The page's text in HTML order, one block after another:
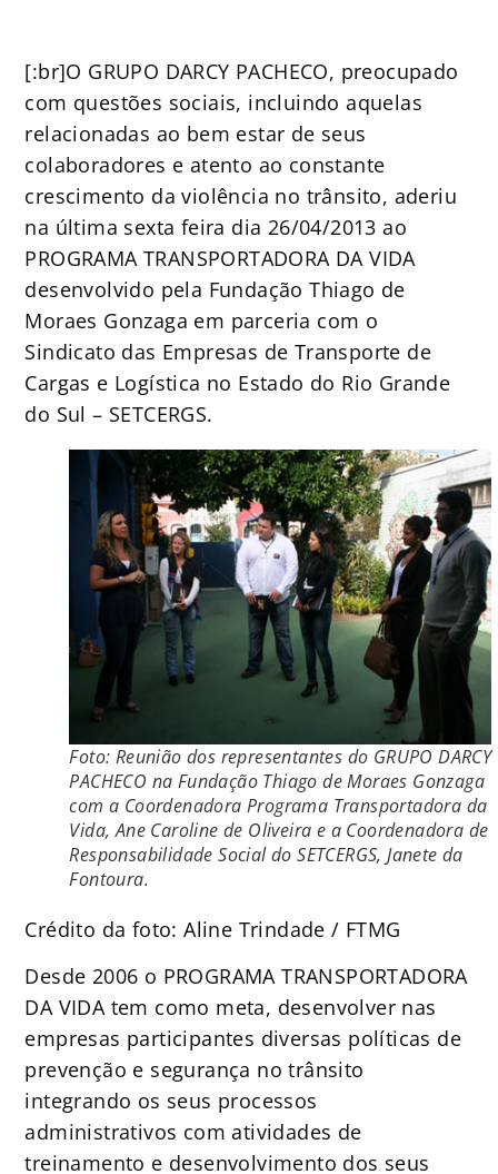
[:br]O GRUPO DARCY PACHECO, preocupado
com questões sociais, incluindo aquelas
relacionadas ao bem estar de seus
colaboradores e atento ao constante
crescimento da violência no trânsito, aderiu
na última sexta feira dia 26/04/2013 ao
PROGRAMA TRANSPORTADORA DA VIDA
desenvolvido pela Fundação Thiago de
Moraes Gonzaga em parceria com o
Sindicato das Empresas de Transporte de
Cargas e Logística no Estado do Rio Grande
do Sul – SETCERGS.
Foto: Reunião dos representantes do GRUPO DARCY
PACHECO na Fundação Thiago de Moraes Gonzaga
com a Coordenadora Programa Transportadora da
Vida, Ane Caroline de Oliveira e a Coordenadora de
Responsabilidade Social do SETCERGS, Janete da
Fontoura.
Crédito da foto: Aline Trindade / FTMG
Desde 2006 o PROGRAMA TRANSPORTADORA
DA VIDA tem como meta, desenvolver nas
empresas participantes diversas políticas de
prevenção e segurança no trânsito
integrando os seus processos
administrativos com atividades de
treinamento e desenvolvimento dos seus